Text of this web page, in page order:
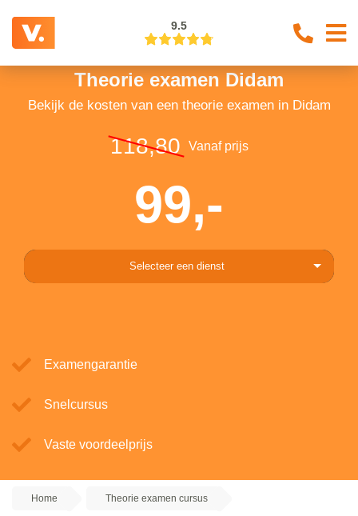
9.5
Theorie examen Didam
Bekijk de kosten van een theorie examen in Didam
118,80 Vanaf prijs
99,-
Selecteer een dienst
Examengarantie
Snelcursus
Vaste voordeelprijs
Home Theorie examen cursus